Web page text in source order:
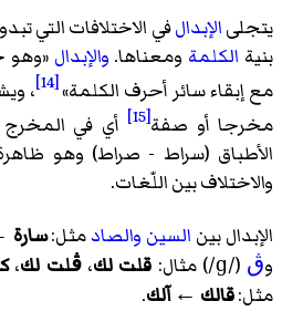
يتجلىالإبدالفي الاختلافات التي
بنية الكلمة ومعناها. والإبدال
مع إبقاء سائر أحرف الكلمة»[14]
،
مخرجا أو صفة[15]
أي في
الأطباق (سراط - صراط) وهو
والاختلاف بين اللّغات.
الإبدال بين السين والصادمثل:سارة
وڨ (
/ɡ/) مثال: قلت لك،ڨلت لك،
مثل:قالك ←آلك.